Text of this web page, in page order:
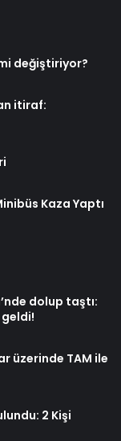
değiştiriyor?
itiraf:
Kaza Yaptı
dolup taştı:
geldi!
üzerinde TAM ile
2 Kişi